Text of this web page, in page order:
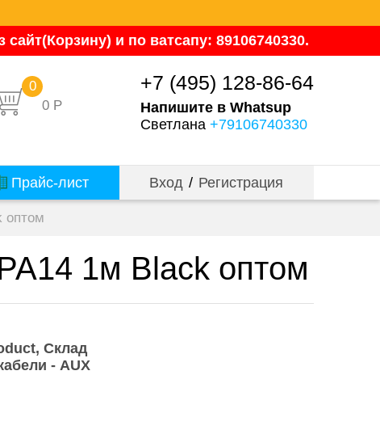
и по ватсапу: 89106740330.
0 Р
0 +7 (495) 128-86-64
Напишите в Whatsup
Светлана +79106740330
Прайс-лист Вход / Регистрация
оптом
1м Black оптом
Склад
- AUX